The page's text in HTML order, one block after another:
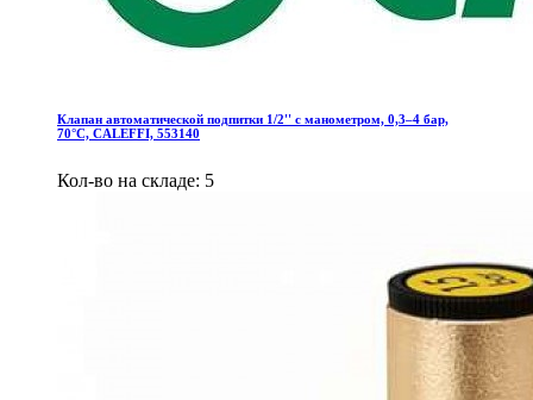
Клапан автоматической подпитки 1/2'' с манометром, 0,3–4 бар,
70°C, CALEFFI, 553140
Кол-во на складе: 5